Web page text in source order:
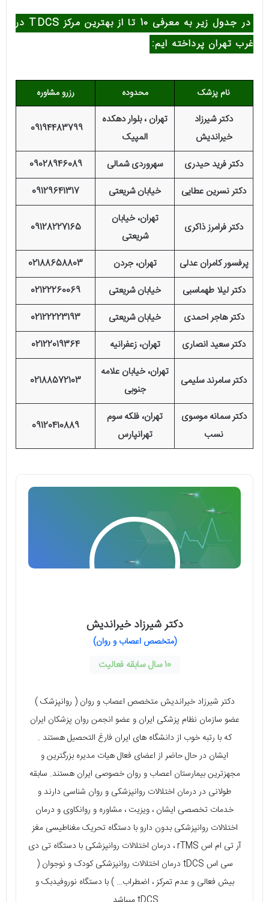
در جدول زیر به معرفی 10 تا از بهترین مرکز TDCS در
غرب تهران پرداخته ایم:
نام پزشک محدوده رزرو مشاوره
دکتر شیرزاد
خیراندیش
تهران ، بلوار دهکده
المپیک
09194483799
دکتر فرید حیدری سهروردی شمالی
09028946089
دکتر نسرین عطایی
خیابان شریعتی 09129641317
دکتر فرامرز ذاکری
تهران، خیابان
شریعتی
09128227165
پرفسور کامران عدلی تهران، جردن
02188658803
دکتر لیلا طهماسبی
خیابان شریعتی
02122260069
دکتر هاجر احمدی
خیابان شریعتی
02122223193
دکتر سعید انصاری
تهران، زعفرانیه 02122019364
دکتر سامرند سلیمی
تهران، خیابان علامه
جنوبی
02188572103
دکتر سمانه موسوی
نسب
تهران، فلکه سوم
تهرانپارس
09120410889
دکتر شیرزاد خیراندیش
(متخصص اعصاب و روان)
10 سال سابقه فعالیت
دکتر شیرزاد خیراندیش متخصص اعصاب و روان ( روانپزشک )
عضو سازمان نظام پزشکی ایران و عضو انجمن روان پزشکان ایران
که با رتبه خوب از دانشگاه های ایران فارغ التحصیل هستند .
ایشان در حال حاضر از اعضای فعال هیات مدیره بزرگترین و
مجهزترین بیمارستان اعصاب و روان خصوصی ایران هستند. سابقه
طولانی در درمان اختلالات روانپزشکی و روان شناسی دارند و
خدمات تخصصی ایشان ، ویزیت ، مشاوره و روانکاوی و درمان
اختلالات روانپزشکی بدون دارو با دستگاه تحریک مغناطیسی مغز
آر تی ام اس rTMS ، درمان اختلالات روانپزشکی با دستگاه تی دی
سی اس tDCS درمان اختلالات روانپزشکی کودک و نوجوان (
بیش فعالی و عدم تمرکز ، اضطراب… ) با دستگاه نوروفیدبک و